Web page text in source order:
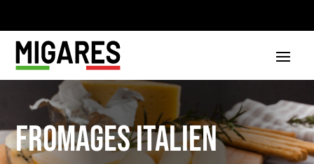
Fromages italien